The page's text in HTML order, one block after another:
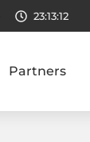
23:13:13
Partners